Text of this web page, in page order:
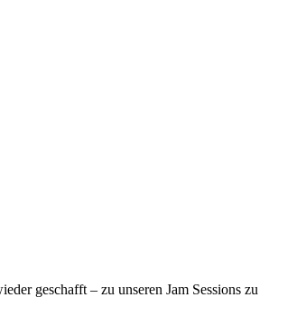
geschafft – zu unseren Jam Sessions zu